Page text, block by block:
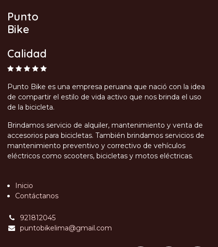
Punto
Bike
Calidad
Punto Bike es una empresa peruana que nació con la idea
de compartir el estilo de vida activo que nos brinda el uso
de la bicicleta.
Brindamos servicio de alquiler, mantenimiento y venta de
accesorios para bicicletas. También brindamos servicios de
mantenimiento preventivo y correctivo de vehículos
eléctricos como scooters, bicicletas y motos eléctricas.
Inicio
Contáctanos
921812045
puntobikelima@gmail.com